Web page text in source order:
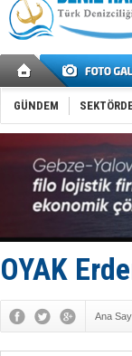
GÜNDEM
OYAK
Ana